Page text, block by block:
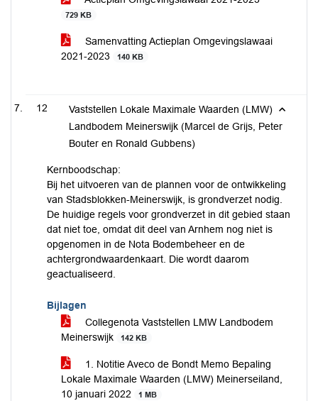
729 KB
Samenvatting Actieplan Omgevingslawaai
2021-2023
140 KB
12
Vaststellen Lokale Maximale Waarden (LMW)
Landbodem Meinerswijk (Marcel de Grijs, Peter
Bouter en Ronald Gubbens)
Kernboodschap:
Bij het uitvoeren van de plannen voor de ontwikkeling
van Stadsblokken-Meinerswijk, is grondverzet nodig.
De huidige regels voor grondverzet in dit gebied staan
dat niet toe, omdat dit deel van Arnhem nog niet is
opgenomen in de Nota Bodembeheer en de
achtergrondwaardenkaart. Die wordt daarom
geactualiseerd.
Bijlagen
Collegenota Vaststellen LMW Landbodem
Meinerswijk
142 KB
1. Notitie Aveco de Bondt Memo Bepaling
Lokale Maximale Waarden (LMW) Meinerseiland,
10 januari 2022
1 MB